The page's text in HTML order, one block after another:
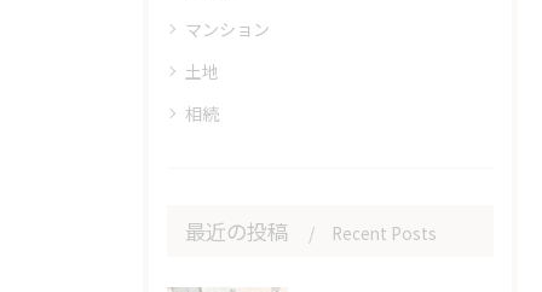
マンション
土地
相続
最近の投稿 Recent Posts